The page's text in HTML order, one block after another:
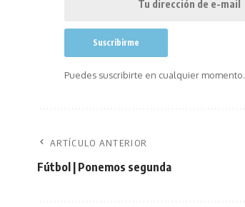
Puedes suscribirte en cualquier momento.
ARTÍCULO ANTERIOR
Fútbol | Ponemos segunda